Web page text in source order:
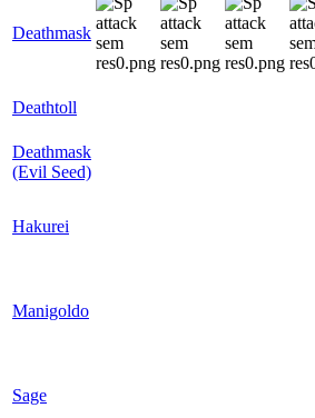
Deathmask
Deathtoll
Deathmask
(Evil Seed)
Hakurei
Manigoldo
Sage